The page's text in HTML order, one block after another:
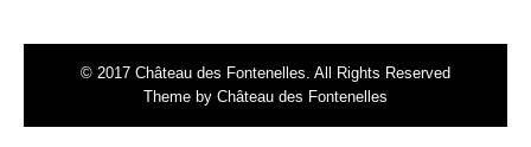
© 2017 Château des Fontenelles. All Rights Reserved
Theme by Château des Fontenelles